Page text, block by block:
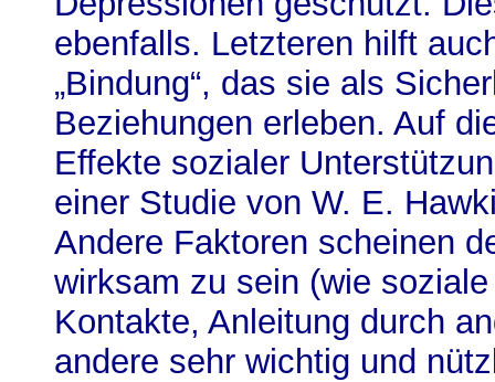
ebenfalls. Letzteren hilft
„Bindung“, das sie als
Beziehungen erleben. Auf
Effekte sozialer
einer Studie von W. E.
Andere Faktoren scheinen
wirksam zu sein (wie
Kontakte, Anleitung durch
andere sehr wichtig und